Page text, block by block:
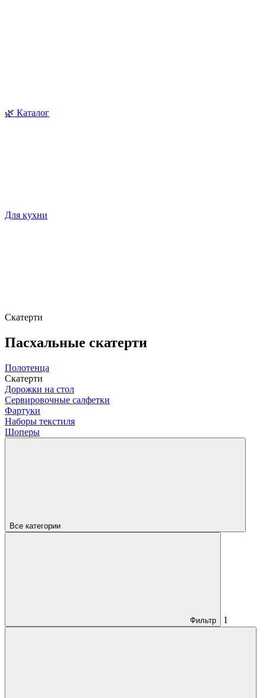
🌿 Каталог
Для кухни
Скатерти
Пасхальные скатерти
Полотенца
Скатерти
Дорожки на стол
Сервировочные салфетки
Фартуки
Наборы текстиля
Шоперы
Все категории
Фильтр 1